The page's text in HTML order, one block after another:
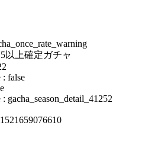
以上確定ガチャ
: false
gacha_season_detail_41252